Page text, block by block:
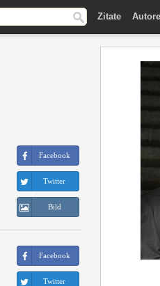
Zitate
Facebook
Twitter
Bild
Facebook
Twitter